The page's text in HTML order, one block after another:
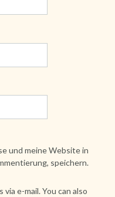
und meine Website in
speichern.
e-mail. You can also